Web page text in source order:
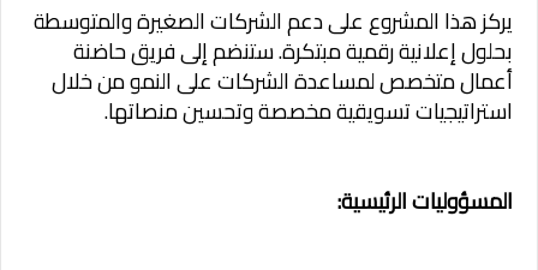
يركز هذا المشروع على دعم الشركات الصغيرة والمتوسطة
بحلول إعلانية رقمية مبتكرة. ستنضم إلى فريق حاضنة
أعمال متخصص لمساعدة الشركات على النمو من خلال
استراتيجيات تسويقية مخصصة وتحسين منصاتها.
المسؤوليات الرئيسية: